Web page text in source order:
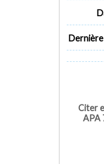
Citer
APA